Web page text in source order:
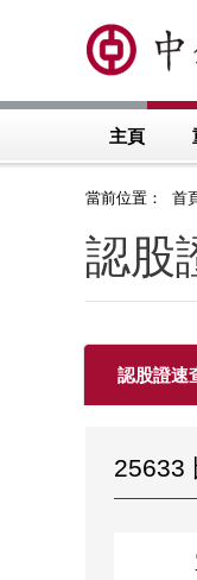
主頁
當前位置： 首
認股
認股證速
25633